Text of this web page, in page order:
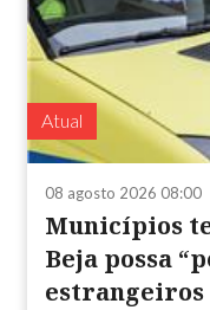
Atual
08 agosto 2026 08:00
Municípios
Beja possa
estrangeiros